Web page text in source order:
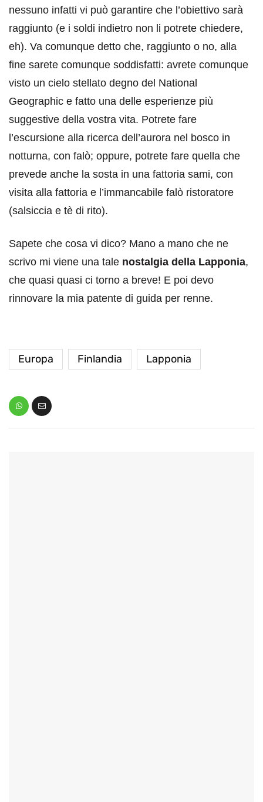
nessuno infatti vi può garantire che l’obiettivo sarà
raggiunto (e i soldi indietro non li potrete chiedere,
eh). Va comunque detto che, raggiunto o no, alla
fine sarete comunque soddisfatti: avrete comunque
visto un cielo stellato degno del National
Geographic e fatto una delle esperienze più
suggestive della vostra vita. Potrete fare
l’escursione alla ricerca dell’aurora nel bosco in
notturna, con falò; oppure, potrete fare quella che
prevede anche la sosta in una fattoria sami, con
visita alla fattoria e l’immancabile falò ristoratore
(salsiccia e tè di rito).
Sapete che cosa vi dico? Mano a mano che ne
scrivo mi viene una tale nostalgia della Lapponia,
che quasi quasi ci torno a breve! E poi devo
rinnovare la mia patente di guida per renne.
Europa Finlandia Lapponia